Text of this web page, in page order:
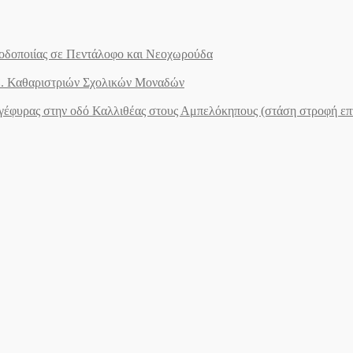
σε Πεντάλοφο και Νεοχωρούδα
Καθαριστριών Σχολικών Μοναδών
στην οδό Καλλιθέας στους Αμπελόκηπους (στάση στροφή